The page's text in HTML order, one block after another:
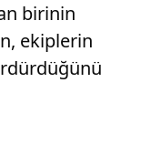
birinin
ekiplerin